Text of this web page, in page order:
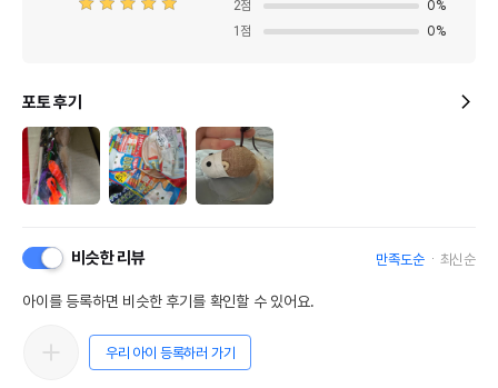
2점 0%
1 점 0%
포토 후기
비슷한 리뷰 만족도순 최신순
아이를 등록하면 비슷한 후기를 확인할 수 있어요.
우리 아이 등록하러 가기